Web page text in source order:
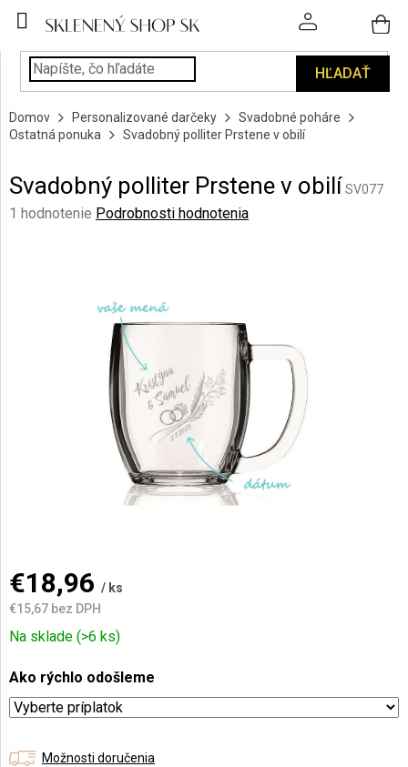
HĽADAŤ
POHÁRE
PODÁVANIE
NÁPOJOV
KUCHYŇA
A
Domov Personalizované darčeky
Svadobné poháre
Ostatná ponuka
Svadobný polliter Prstene v obilí
Svadobný polliter Prstene v obilí SV077
Priemerné
1 hodnotenie Podrobnosti hodnotenia
€18,96 / ks
€15,67 bez DPH
Jednotková
Na sklade (>6 ks)
Ako rýchlo odošleme
Možnosti doručenia